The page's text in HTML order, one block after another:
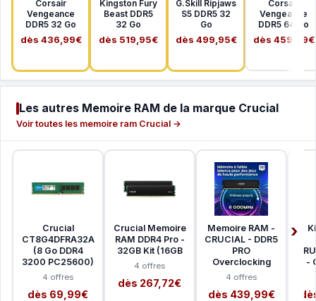
Corsair
Vengeance
DDR5 32 Go
dès 436,99€
Kingston Fury
Beast DDR5
32 Go
dès 519,95€
G.Skill Ripjaws
S5 DDR5 32
Go
dès 499,95€
Corsair
Vengeance
DDR5 64 Go
dès 459,99€
Les autres Memoire RAM de la marque Crucial
Voir toutes les memoire ram Crucial →
Crucial
CT8G4DFRA32A
(8 Go DDR4
3200 PC25600)
4 offres
dès 69,99€
Crucial Memoire
RAM DDR4 Pro -
32GB Kit (16GB
4 offres
dès 267,72€
Memoire RAM -
CRUCIAL - DDR5
PRO
Overclocking
4 offres
dès 439,99€
-